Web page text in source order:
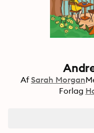
Af Sarah Morgan
Forlag